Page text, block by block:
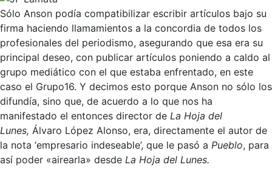
Sólo Anson podía compatibilizar escribir artículos bajo su
firma haciendo llamamientos a la concordia de todos los
profesionales del periodismo, asegurando que esa era su
principal deseo, con publicar artículos poniendo a caldo al
grupo mediático con el que estaba enfrentado, en este
caso el Grupo16. Y decimos esto porque Anson no sólo los
difundía, sino que, de acuerdo a lo que nos ha
manifestado el entonces director de La Hoja del
Lunes, Álvaro López Alonso, era, directamente el autor de
la nota ‘empresario indeseable’, que le pasó a Pueblo, para
así poder «airearla» desde La Hoja del Lunes.